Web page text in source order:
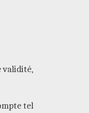
validité,
tel